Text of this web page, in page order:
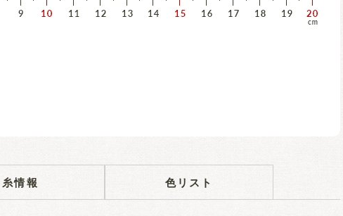
糸情報 色リスト